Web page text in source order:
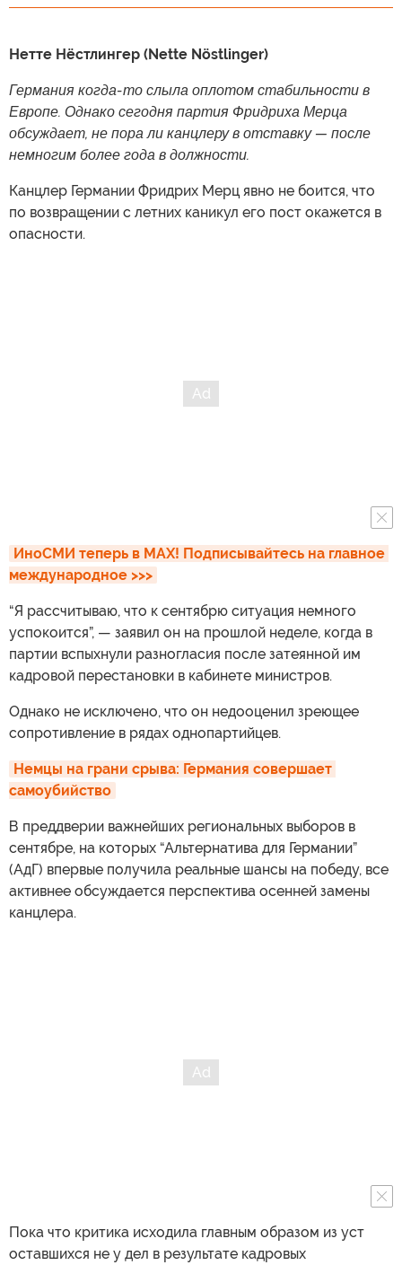
Нетте Нёстлингер (Nette Nöstlinger)
Германия когда-то слыла оплотом стабильности в
Европе. Однако сегодня партия Фридриха Мерца
обсуждает, не пора ли канцлеру в отставку — после
немногим более года в должности.
Канцлер Германии Фридрих Мерц явно не боится, что
по возвращении с летних каникул его пост окажется в
опасности.
ИноСМИ теперь в MAX! Подписывайтесь на главное
международное >>>
“Я рассчитываю, что к сентябрю ситуация немного
успокоится”, — заявил он на прошлой неделе, когда в
партии вспыхнули разногласия после затеянной им
кадровой перестановки в кабинете министров.
Однако не исключено, что он недооценил зреющее
сопротивление в рядах однопартийцев.
Немцы на грани срыва: Германия совершает
самоубийство
В преддверии важнейших региональных выборов в
сентябре, на которых “Альтернатива для Германии”
(АдГ) впервые получила реальные шансы на победу, все
активнее обсуждается перспектива осенней замены
канцлера.
Пока что критика исходила главным образом из уст
оставшихся не у дел в результате кадровых